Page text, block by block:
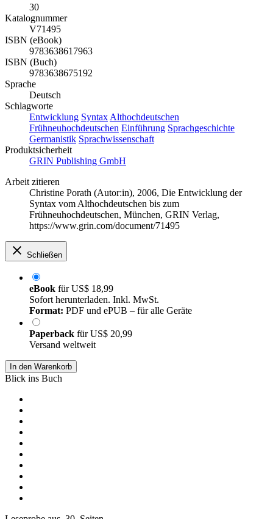
30
Katalognummer
V71495
ISBN (eBook)
9783638617963
ISBN (Buch)
9783638675192
Sprache
Deutsch
Schlagworte
Entwicklung Syntax Althochdeutschen
Frühneuhochdeutschen Einführung Sprachgeschichte
Germanistik Sprachwissenschaft
Produktsicherheit
GRIN Publishing GmbH
Arbeit zitieren
Christine Porath (Autor:in), 2006, Die Entwicklung der
Syntax vom Althochdeutschen bis zum
Frühneuhochdeutschen, München, GRIN Verlag,
https://www.grin.com/document/71495
Schließen
eBook fürUS$ 18,99
Sofort herunterladen. Inkl. MwSt.
Format: PDF und ePUB – für alle Geräte
Paperback fürUS$ 20,99
Versand weltweit
In den Warenkorb
Blick ins Buch